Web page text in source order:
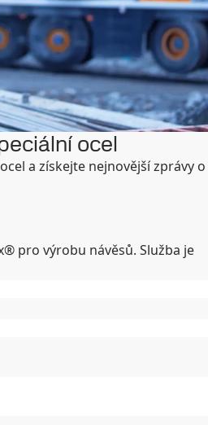
ocel
a získejte nejnovější zprávy o
pro výrobu návěsů. Služba je